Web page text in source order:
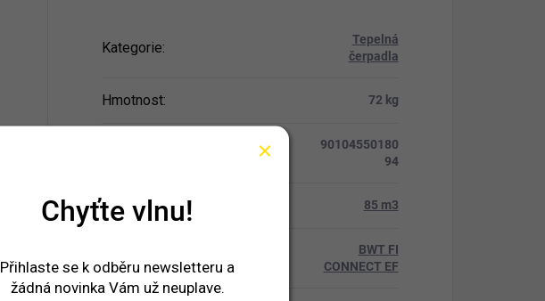
Kategorie:
Tepelná
čerpadla
Hmotnost: 72 kg
90104550180
94
pro bazén o max. objemu 85 m3
Produktová řada
BWT FI
CONNECT EF
Chyťte vlnu!
Přihlaste se k odběru newsletteru a
žádná novinka Vám už neuplave.